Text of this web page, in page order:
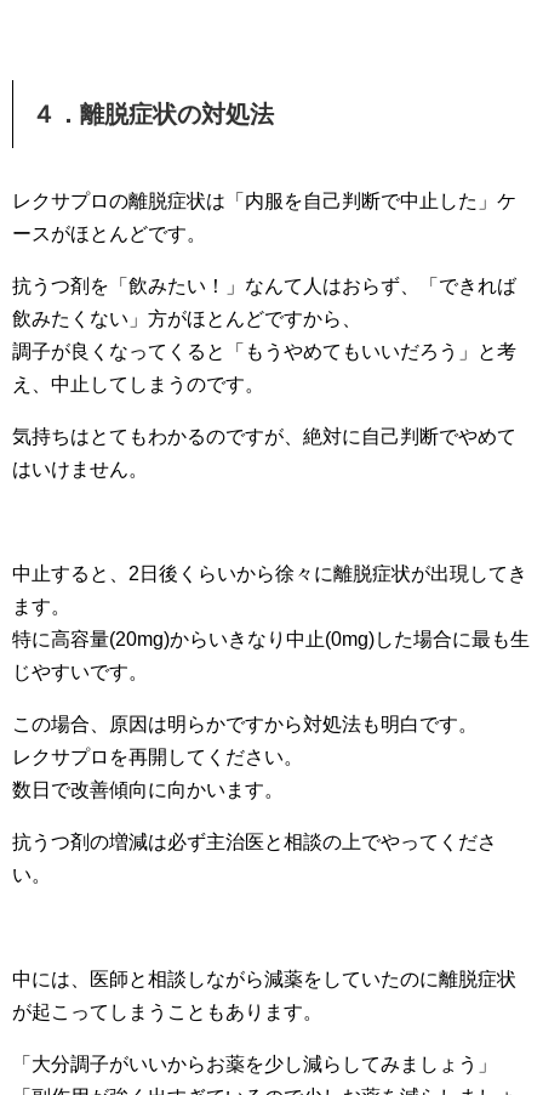
４．離脱症状の対処法
レクサプロの離脱症状は「内服を自己判断で中止した」ケ
ースがほとんどです。
抗うつ剤を「飲みたい！」なんて人はおらず、「できれば
飲みたくない」方がほとんどですから、
調子が良くなってくると「もうやめてもいいだろう」と考
え、中止してしまうのです。
気持ちはとてもわかるのですが、絶対に自己判断でやめて
はいけません。
中止すると、2日後くらいから徐々に離脱症状が出現してき
ます。
特に高容量(20mg)からいきなり中止(0mg)した場合に最も生
じやすいです。
この場合、原因は明らかですから対処法も明白です。
レクサプロを再開してください。
数日で改善傾向に向かいます。
抗うつ剤の増減は必ず主治医と相談の上でやってくださ
い。
中には、医師と相談しながら減薬をしていたのに離脱症状
が起こってしまうこともあります。
「大分調子がいいからお薬を少し減らしてみましょう」